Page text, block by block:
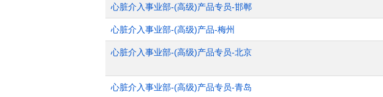
心脏介入事业部-(高级)产品专员-邯郸
心脏介入事业部-(高级)产品-梅州
心脏介入事业部-(高级)产品专员-北京
心脏介入事业部-(高级)产品专员-青岛